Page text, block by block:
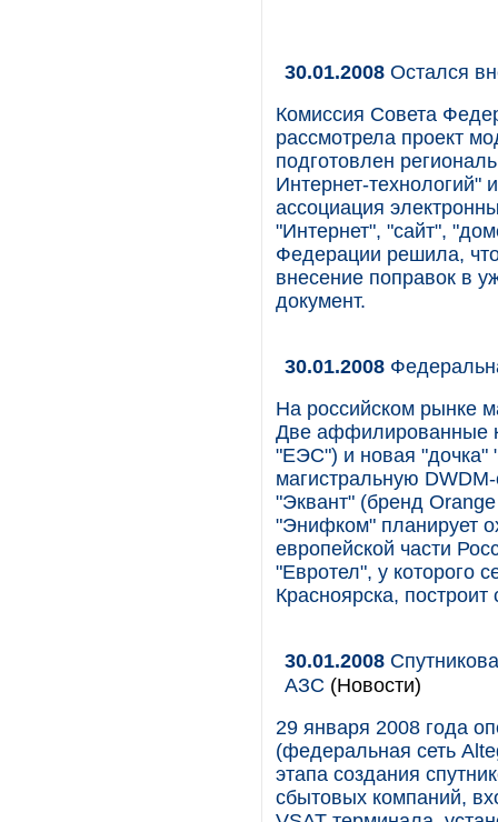
30.01.2008 Остался
Комиссия Совета
рассмотрела проект
подготовлен
Интернет-технологий"
ассоциация
"Интернет", "сайт",
Федерации решила,
внесение поправок в
документ.
30.01.2008
На российском рынке
Две аффилированные
"ЕЭС") и новая "дочка"
магистральную
"Эквант" (бренд
"Энифком" планирует
европейской части
"Евротел", у которого
Красноярска,
30.01.2008
АЗС (Новости)
29 января 2008 года
(федеральная сеть
этапа создания
сбытовых компаний,